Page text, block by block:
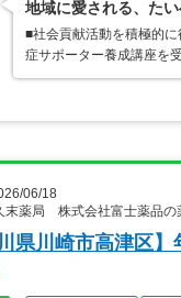
地域に愛される、たい
■社会貢献活動を積極的
症サポーター養成講座を
06/18
末薬局 株式会社富士薬品の
川県川崎市高津区